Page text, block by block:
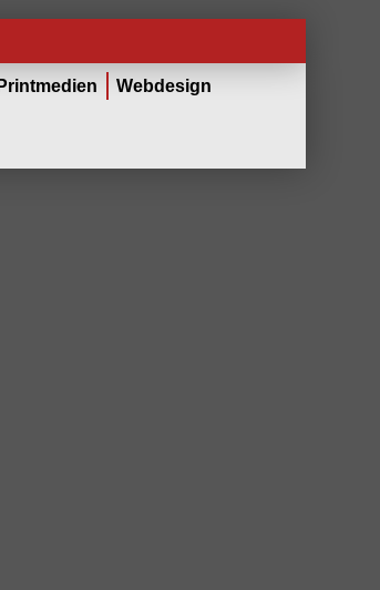
Printmedien Webdesign